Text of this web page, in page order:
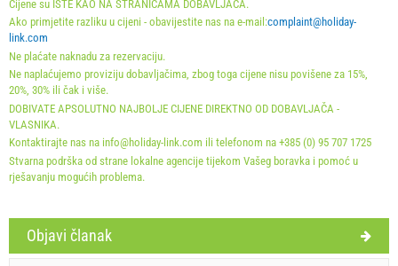
Obavezno:Prijava gostiju (01.07. - 31.08): 10 EUR (once -
za_person), Prijava gostiju (01.01 - 30.06. / 01.09. - 31.12.):
5 EUR (once - za_person)
Rezervirajte i čekajte na potvrdu
Cijene su ISTE KAO NA STRANICAMA DOBAVLJAČA.
Ako primjetite razliku u cijeni - obavijestite nas na e-mail:complaint@holiday-
link.com
Ne plaćate naknadu za rezervaciju.
Ne naplaćujemo proviziju dobavljačima, zbog toga cijene nisu povišene za 15%,
20%, 30% ili čak i više.
DOBIVATE APSOLUTNO NAJBOLJE CIJENE DIREKTNO OD DOBAVLJAČA -
VLASNIKA.
Kontaktirajte nas na info@holiday-link.com ili telefonom na +385 (0) 95 707 1725
Stvarna podrška od strane lokalne agencije tijekom Vašeg boravka i pomoć u
rješavanju mogućih problema.
Objavi članak